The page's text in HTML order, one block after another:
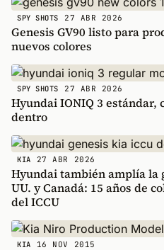
SPY SHOTS 27 ABR 2026
Genesis GV90 listo para
nuevos colores
SPY SHOTS 27 ABR 2026
Hyundai IONIQ 3 estándar,
dentro
KIA 27 ABR 2026
Hyundai también amplía la
UU. y Canadá: 15 años de
del ICCU
KIA 16 NOV 2015